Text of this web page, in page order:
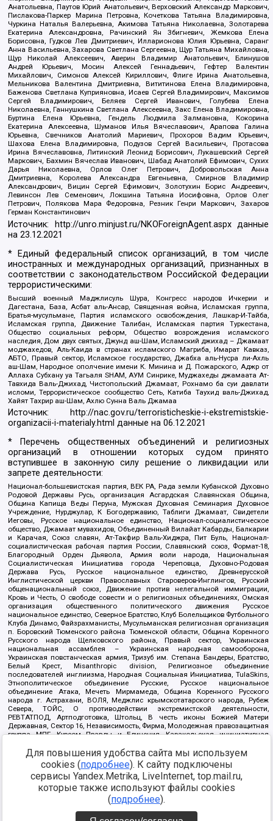
Анатольевна, Паутов Юрий Анатольевич, Верховский Александр Маркович,
Пислакова-Паркер Марина Петровна, Кочеткова Татьяна Владимировна,
Чуркина Наталья Валерьевна, Акимова Татьяна Николаевна, Золотарева
Екатерина Александровна, Рачинский Ян Збигневич, Жемкова Елена
Борисовна, Гудков Лев Дмитриевич, Илларионова Юлия Юрьевна, Саранг
Анна Васильевна, Захарова Светлана Сергеевна, Щур Татьяна Михайловна,
Щур Николай Алексеевич, Аверин Владимир Анатольевич, Блинушов
Андрей Юрьевич, Мосин Алексей Геннадьевич, Гефтер Валентин
Михайлович, Симонов Алексей Кириллович, Флиге Ирина Анатольевна,
Мельникова Валентина Дмитриевна, Вититинова Елена Владимировна,
Баженова Светлана Куприяновна, Исаев Сергей Владимирович, Максимов
Сергей Владимирович, Беляев Сергей Иванович, Голубева Елена
Николаевна, Ганнушкина Светлана Алексеевна, Закс Елена Владимировна,
Буртина Елена Юрьевна, Гендель Людмила Залмановна, Кокорина
Екатерина Алексеевна, Шуманов Илья Вячеславович, Арапова Галина
Юрьевна, Свечников Анатолий Мариевич, Прохоров Вадим Юрьевич,
Шахова Елена Владимировна, Подузов Сергей Васильевич, Протасова
Ирина Вячеславовна, Литинский Леонид Борисович, Лукашевский Сергей
Маркович, Бахмин Вячеслав Иванович, Шабад Анатолий Ефимович, Сухих
Дарья Николаевна, Орлов Олег Петрович, Добровольская Анна
Дмитриевна, Королева Александра Евгеньевна, Смирнов Владимир
Александрович, Вицин Сергей Ефимович, Золотухин Борис Андреевич,
Левинсон Лев Семенович, Локшина Татьяна Иосифовна, Орлов Олег
Петрович, Полякова Мара Федоровна, Резник Генри Маркович, Захаров
Герман Константинович
Источник: http://unro.minjust.ru/NKOForeignAgent.aspxданные
на23.12.2021
* Единый федеральный список организаций, в том числе
иностранных и международных организаций, признанных в
соответствии с законодательством Российской Федерации
террористическими:
Высший военный Маджлисуль Шура, Конгресс народов Ичкерии и
Дагестана, База, Асбат аль-Ансар, Священная война, Исламская группа,
Братья-мусульмане, Партия исламского освобождения, Лашкар-И-Тайба,
Исламская группа, Движение Талибан, Исламская партия Туркестана,
Общество социальных реформ, Общество возрождения исламского
наследия, Дом двух святых, Джунд аш-Шам, Исламский джихад – Джамаат
моджахедов, Аль-Каида в странах исламского Магриба, Имарат Кавказ,
АБТО, Правый сектор, Исламское государство, Джабха аль-Нусра ли-Ахль
аш-Шам, Народное ополчение имени К. Минина и Д. Пожарского, Аджр от
Аллаха Субхану уа Тагьаля SHAM, АУМ Синрике, Муджахеды джамаата Ат-
Тавхида Валь-Джихад, Чистопольский Джамаат, Рохнамо ба суи давлати
исломи, Террористическое сообщество Сеть, Катиба Таухид валь-Джихад,
Хайят Тахрир аш-Шам, Ахлю Сунна Валь Джамаа
Источник:
http://nac.gov.ru/terroristicheskie-i-ekstremistskie-
organizacii-i-materialy.html данные на06.12.2021
* Перечень общественных объединений и религиозных
организаций в отношении которых судом принято
вступившее в законную силу решение о ликвидации или
запрете деятельности:
Национал-большевистская партия, ВЕК РА, Рада земли Кубанской Духовно
Родовой Державы Русь, организация Асгардская Славянская Община,
Община Капища Веды Перуна, Мужская Духовная Семинария Духовное
Учреждение, Нурджулар, К Богодержавию, Таблиги Джамаат, Свидетели
Иеговы, Русское национальное единство, Национал-социалистическое
общество, Джамаат мувахидов, Объединенный Вилайат Кабарды, Балкарии
и Карачая, Союз славян, Ат-Такфир Валь-Хиджра, Пит Буль, Национал-
социалистическая рабочая партия России, Славянский союз, Формат-18,
Благородный Орден Дьявола, Армия воли народа, Национальная
Социалистическая Инициатива города Череповца, Духовно-Родовая
Держава Русь, Русское национальное единство, Древнерусской
Инглистической церкви Православных Староверов-Инглингов, Русский
общенациональный союз, Движение против нелегальной иммиграции,
Кровь и Честь, О свободе совести и о религиозных объединениях, Омская
организация общественного политического движения Русское
национальное единство, Северное Братство, Клуб Болельщиков Футбольного
Клуба Динамо, Файзрахманисты, Мусульманская религиозная организация
п. Боровский Тюменского района Тюменской области, Община Коренного
Русского народа Щелковского района, Правый сектор, Украинская
национальная ассамблея – Украинская народная самооборона,
Украинская повстанческая армия, Тризуб им. Степана Бандеры, Братство,
Белый Крест, Misanthropic division, Религиозное объединение
последователей инглиизма, Народная Социальная Инициатива, TulaSkins,
Этнополитическое объединение Русские, Русское национальное
объединение Атака, Мечеть Мирмамеда, Община Коренного Русского
народа г. Астрахани, ВОЛЯ, Меджлис крымскотатарского народа, Рубеж
Севера, ТОЙС, О противодействии экстремистской деятельности,
РЕВТАТПОД, Артподготовка, Штольц, В честь иконы Божией Матери
Державная, Сектор 16, Независимость, Фирма, Молодежная правозащитная
группа МПГ, Курсом Правды и Единения, Каракольская инициативная
Благотворительный пансионат Ак Умут, Русская республика Русь,
Арестантское уголовное единство, Башкорт, Нация и свобода, W.H.С., Фалунь
Дафа, Иртыш Ultras, Русский Патриотический клуб-Новокузнецк/РПК,
Сибирский державный союз, Фонд борьбы с коррупцией, Фонд защиты прав
граждан, Штабы Навального, Совет граждан СССР Прикубанского округа г.
https://minjust.gov.ru/ru/documents/7822/
Для повышения удобства сайта мы используем
cookies (подробнее). К сайту подключены
сервисы Yandex.Metrika, LiveInternet, top.mail.ru,
которые также используют файлы cookies
(подробнее).